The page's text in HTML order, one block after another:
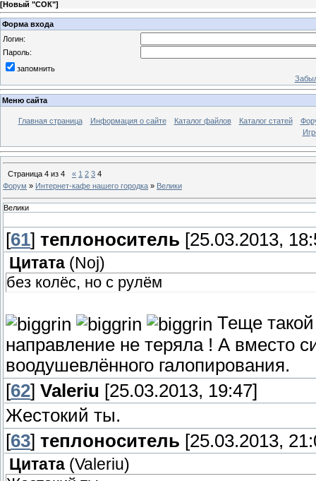
[Новый "СОК"]
Форма входа
Логин:
Пароль:
запомнить
Меню сайта
Главная страница Информация о сайте Каталог файлов Каталог статей
Страница 4 из 4 « 1 2 3 4
Форум » Интернет-кафе нашего городка » Велики
Велики
[61] теплоноситель [25.03.2013,
Цитата (Noj)
без колёс, но с рулём
Теще
направление не теряла ! А вместо
воодушевлённого галопирования.
[62] Valeriu [25.03.2013, 19:47]
Жестокий ты.
[63] теплоноситель [25.03.2013,
Цитата (Valeriu)